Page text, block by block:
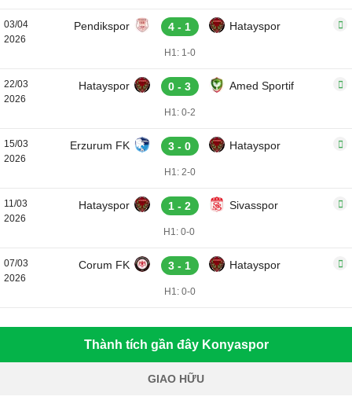
03/04
2026
Pendikspor 4 - 1 Hatayspor
H1: 1-0
22/03
2026
Hatayspor 0 - 3 Amed Sportif
H1: 0-2
15/03
2026
Erzurum FK 3 - 0 Hatayspor
H1: 2-0
11/03
2026
Hatayspor 1 - 2 Sivasspor
H1: 0-0
07/03
2026
Corum FK 3 - 1 Hatayspor
H1: 0-0
Thành tích gần đây Konyaspor
GIAO HỮU